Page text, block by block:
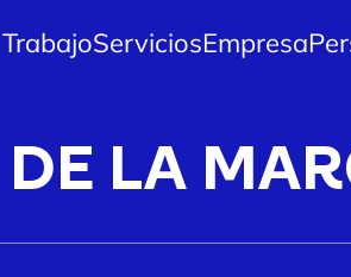
TrabajoServiciosEmpresa
LA